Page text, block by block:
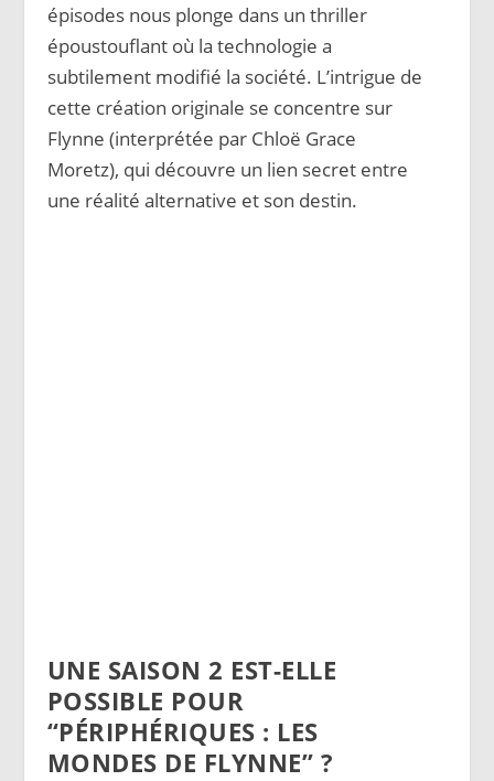
épisodes nous plonge dans un thriller
époustouflant où la technologie a
subtilement modifié la société. L’intrigue de
cette création originale se concentre sur
Flynne (interprétée par Chloë Grace
Moretz), qui découvre un lien secret entre
une réalité alternative et son destin.
UNE SAISON 2 EST-ELLE
POSSIBLE POUR
“PÉRIPHÉRIQUES : LES
MONDES DE FLYNNE” ?